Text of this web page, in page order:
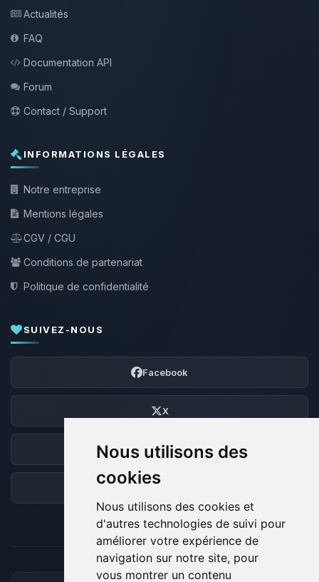
Nous utilisons des
cookies
Nous utilisons des cookies et
d'autres technologies de suivi pour
améliorer votre expérience de
navigation sur notre site, pour
vous montrer un contenu
Actualités
FAQ
Documentation API
Forum
Contact / Support
INFORMATIONS LÉGALES
Notre entreprise
Mentions légales
CGV / CGU
Conditions de partenariat
Politique de confidentialité
SUIVEZ-NOUS
Facebook
X
Discord
Forum